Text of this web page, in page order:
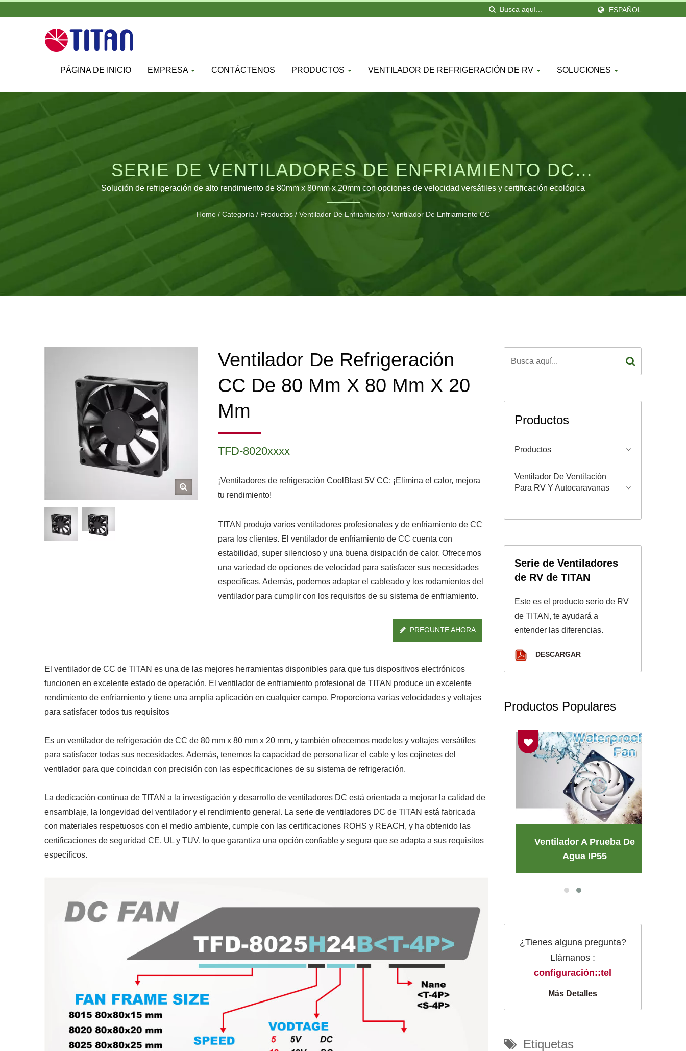
ESPAÑOL
PÁGINA DE INICIO EMPRESA CONTÁCTENOS PRODUCTOS VENTILADOR DE REFRIGERACIÓN DE RV SOLUCIONES
SERIE DE VENTILADORES DE ENFRIAMIENTO DC
PROFESIONAL TFD-8020XXXX
Solución de refrigeración de alto rendimiento de 80mm x 80mm x 20mm con opciones de velocidad versátiles y certificación ecológica
Home / Categoría / Productos / Ventilador De Enfriamiento / Ventilador De Enfriamiento CC
Ventilador De Refrigeración
CC De 80 Mm X 80 Mm X 20
Mm
TFD-8020xxxx
¡Ventiladores de refrigeración CoolBlast 5V CC: ¡Elimina el calor, mejora
tu rendimiento!
TITAN produjo varios ventiladores profesionales y de enfriamiento de CC
para los clientes. El ventilador de enfriamiento de CC cuenta con
estabilidad, super silencioso y una buena disipación de calor. Ofrecemos
una variedad de opciones de velocidad para satisfacer sus necesidades
específicas. Además, podemos adaptar el cableado y los rodamientos del
ventilador para cumplir con los requisitos de su sistema de enfriamiento.
PREGUNTE AHORA
El ventilador de CC de TITAN es una de las mejores herramientas disponibles para que tus dispositivos electrónicos
funcionen en excelente estado de operación. El ventilador de enfriamiento profesional de TITAN produce un excelente
rendimiento de enfriamiento y tiene una amplia aplicación en cualquier campo. Proporciona varias velocidades y voltajes
para satisfacer todos tus requisitos
Es un ventilador de refrigeración de CC de 80 mm x 80 mm x 20 mm, y también ofrecemos modelos y voltajes versátiles
para satisfacer todas sus necesidades. Además, tenemos la capacidad de personalizar el cable y los cojinetes del
ventilador para que coincidan con precisión con las especificaciones de su sistema de refrigeración.
La dedicación continua de TITAN a la investigación y desarrollo de ventiladores DC está orientada a mejorar la calidad de
ensamblaje, la longevidad del ventilador y el rendimiento general. La serie de ventiladores DC de TITAN está fabricada
con materiales respetuosos con el medio ambiente, cumple con las certificaciones ROHS y REACH, y ha obtenido las
certificaciones de seguridad CE, UL y TUV, lo que garantiza una opción confiable y segura que se adapta a sus requisitos
específicos.
Productos
Productos
Ventilador De Ventilación
Para RV Y Autocaravanas
Serie de Ventiladores
de RV de TITAN
Este es el producto serio de RV
de TITAN, te ayudará a
entender las diferencias.
DESCARGAR
Productos Populares
Ventilador Para
Refrigerador De RV
Ventilador A Prueba De
Ventilador Para
Ventilador A Prueba De
Agua IP55
¿Tienes alguna pregunta?
Llámanos :
configuración::tel
Más Detalles
Etiquetas